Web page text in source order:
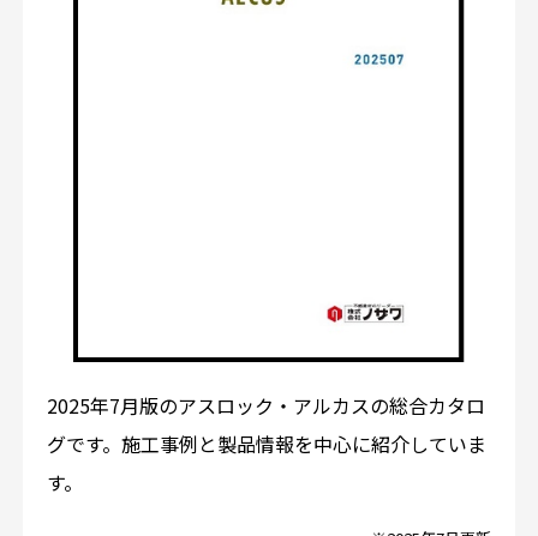
2025年7月版のアスロック・アルカスの総合カタロ
グです。施工事例と製品情報を中心に紹介していま
す。